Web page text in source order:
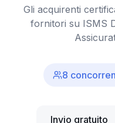
Gli acquirenti
fornitori su ISMS
8
Invio gratuito